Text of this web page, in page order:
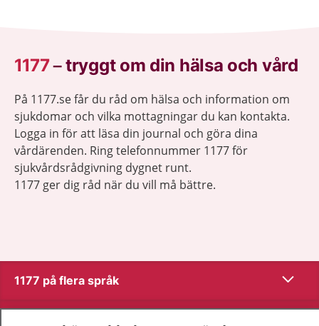
1177–tryggt om din hälsa och vård
På 1177.se får du råd om hälsa och information om
sjukdomar och vilka mottagningar du kan kontakta.
Logga in för att läsa din journal och göra dina
vårdärenden. Ring telefonnummer 1177 för
sjukvårdsrådgivning dygnet runt.
1177 ger dig råd när du vill må bättre.
1177 på flera språk Visa
Visa